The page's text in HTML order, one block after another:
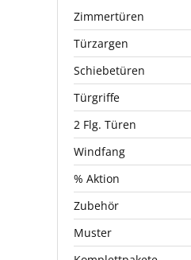
Zimmertüren
Türzargen
Schiebetüren
Türgriffe
2 Flg. Türen
Windfang
% Aktion
Zubehör
Muster